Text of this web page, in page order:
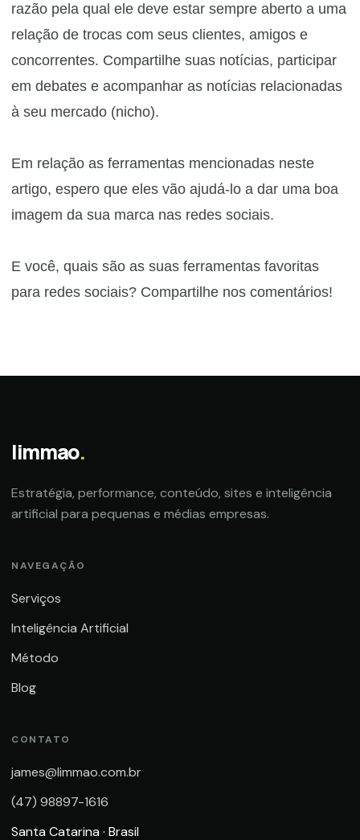
razão pela qual ele deve estar sempre aberto a uma
relação de trocas com seus clientes, amigos e
concorrentes. Compartilhe suas notícias, participar
em debates e acompanhar as notícias relacionadas
à seu mercado (nicho).
Em relação as ferramentas mencionadas neste
artigo, espero que eles vão ajudá-lo a dar uma boa
imagem da sua marca nas redes sociais.
E você, quais são as suas ferramentas favoritas
para redes sociais? Compartilhe nos comentários!
limmao.
Estratégia, performance, conteúdo, sites e inteligência
artificial para pequenas e médias empresas.
NAVEGAÇÃO
Serviços
Inteligência Artificial
Método
Blog
CONTATO
james@limmao.com.br
(47) 98897-1616
Santa Catarina · Brasil